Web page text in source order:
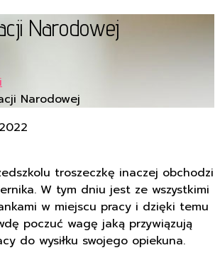
Narodowej
Narodowej
troszeczkę inaczej obchodzi
W tym dniu jest ze wszystkimi
w miejscu pracy i dzięki temu
poczuć wagę jaką przywiązują
do wysiłku swojego opiekuna.